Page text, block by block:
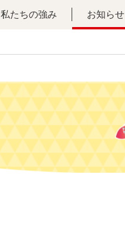
私たちの強み お知らせ